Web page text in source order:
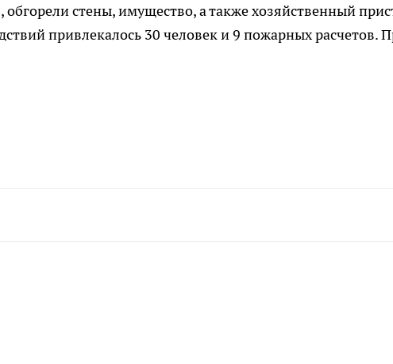
обгорели стены, имущество, а также хозяйственный
привлекалось 30 человек и 9 пожарных расчетов.